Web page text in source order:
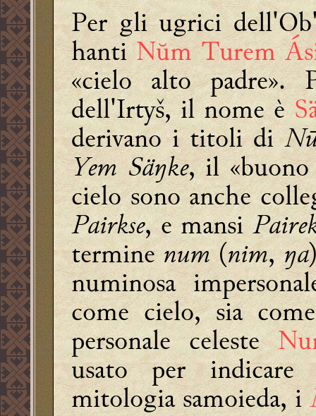
Per gli ugrici
hanti Nŭm Turem
«cielo alto
dell'Irtyš, il nome è
derivano i titoli di
Yem Säŋke, il
cielo sono anche
Pairkse, e mansi
terminenum(nim,ŋa
numinosa
come cielo, sia
personale celeste
usato per
mitologia samoieda, i